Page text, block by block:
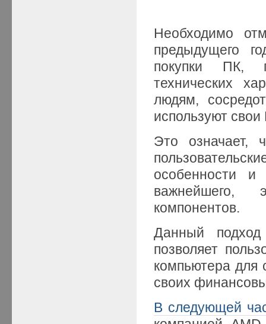
Необходимо
предыдущего
покупки ПК,
технических
людям,
используют
Это означает,
особенности и
важнейшего,
компонентов.
Данный
позволяет
компьютера для
своих
В следующей